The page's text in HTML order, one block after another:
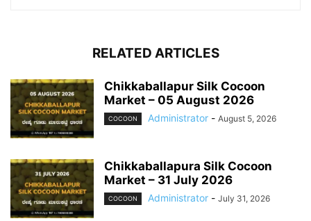
RELATED ARTICLES
Chikkaballapur Silk Cocoon
Market – 05 August 2026
COCOON Administrator - August 5, 2026
Chikkaballapura Silk Cocoon
Market – 31 July 2026
COCOON Administrator - July 31, 2026